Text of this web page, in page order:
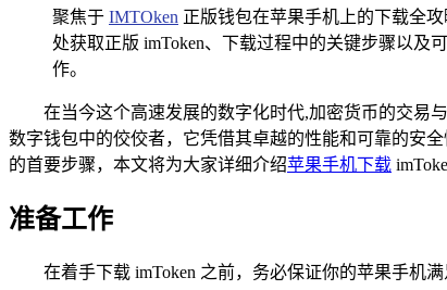
聚焦于 IMTOken 正版钱包在苹果手机上的下载全
处获取正版 imToken、下载过程中的关键步骤以及
作。
在当今这个高速发展的数字化时代,加密货币的交易
数字钱包中的佼佼者，它凭借其卓越的性能和可靠的安
的首要步骤，本文将为大家详细介绍苹果手机下载
准备工作
在着手下载 imToken 之前，务必保证你的苹果手机满